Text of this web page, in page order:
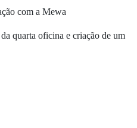
com a Mewa
quarta oficina e criação de um